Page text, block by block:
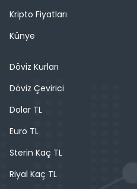
Kripto Fiyatları
Künye
Döviz Kurları
Döviz Çevirici
Dolar TL
Euro TL
Sterin Kaç TL
Riyal Kaç TL